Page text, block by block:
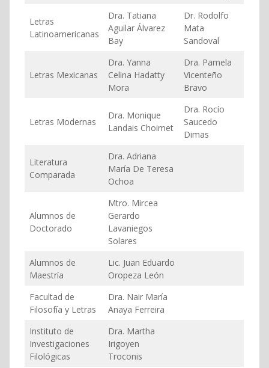
Letras
Latinoamericanas
Dra. Tatiana
Aguilar Álvarez
Bay
Dr. Rodolfo
Mata
Sandoval
Letras Mexicanas
Dra. Yanna
Celina Hadatty
Mora
Dra. Pamela
Vicenteño
Bravo
Letras Modernas
Dra. Monique
Landais Choimet
Dra. Rocío
Saucedo
Dimas
Literatura
Comparada
Dra. Adriana
María De Teresa
Ochoa
Alumnos de
Doctorado
Mtro. Mircea
Gerardo
Lavaniegos
Solares
Alumnos de
Maestría
Lic. Juan Eduardo
Oropeza León
Facultad de
Filosofía y Letras
Dra. Nair María
Anaya Ferreira
Instituto de
Investigaciones
Filológicas
Dra. Martha
Irigoyen
Troconis